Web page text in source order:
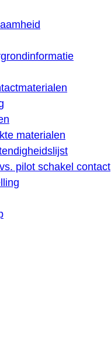
materialen
pilot schakel contact